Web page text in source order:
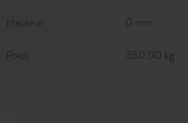
Hauteur 0 mm
Poids 350.00 kg